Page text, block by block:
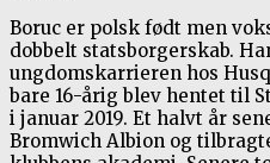
Boruc er polsk født men
dobbelt statsborgerskab.
ungdomskarrieren hos
bare 16-årig blev hentet til
i januar 2019. Et halvt år
Bromwich Albion og